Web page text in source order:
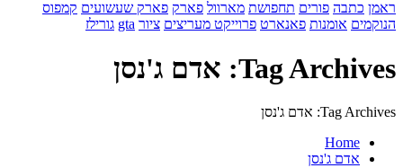
ראמן כתבה פורים תחפושת מארוול פארק פארק שעשועים קמפוס
הנוקמים אומנות פאנארט פרוייקט מעריצים ציור gta גורילז
Tag Archives: אדם ג'נסן
Tag Archives: אדם ג'נסן
Home
אדם ג'נסן